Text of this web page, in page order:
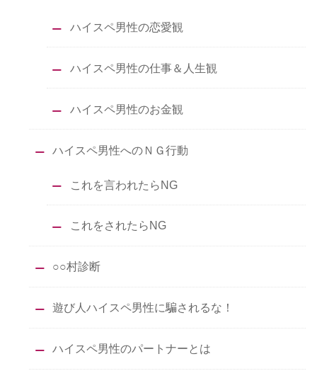
ハイスペ男性の恋愛観
ハイスペ男性の仕事＆人生観
ハイスペ男性のお金観
ハイスペ男性へのＮＧ行動
これを言われたらNG
これをされたらNG
○○村診断
遊び人ハイスペ男性に騙されるな！
ハイスペ男性のパートナーとは